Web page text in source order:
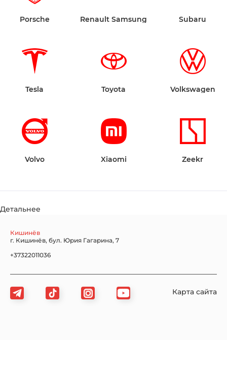
Porsche Renault Samsung Subaru
Tesla Toyota Volkswagen
Volvo Xiaomi Zeekr
Детальнее
Кишинёв
г. Кишинёв, бул. Юрия Гагарина, 7
+37322011036
Карта сайта